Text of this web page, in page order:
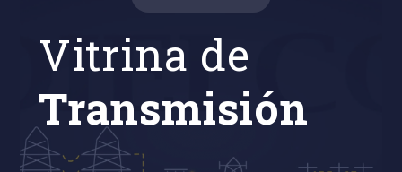
Vitrina de
Transmisión